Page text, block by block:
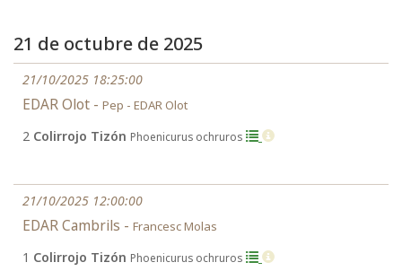
21 de octubre de 2025
21/10/2025 18:25:00
EDAR Olot - Pep - EDAR Olot
2 Colirrojo Tizón Phoenicurus ochruros
21/10/2025 12:00:00
EDAR Cambrils - Francesc Molas
1 Colirrojo Tizón Phoenicurus ochruros